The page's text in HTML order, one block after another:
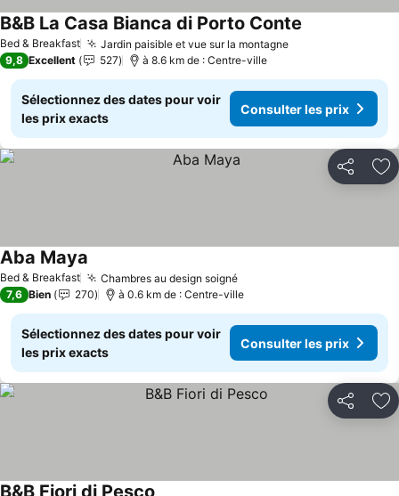
Bed & Breakfast Jardin paisible et vue sur la montagne
B&B La Casa Bianca di Porto Conte
9,8 Excellent 527 à 8.6 km de : Centre-ville
Sélectionnez des dates pour voir
les prix exacts
Consulter les prix
Partager
Bed & Breakfast Chambres au design soigné
Aba Maya
7,6 Bien 270 à 0.6 km de : Centre-ville
Sélectionnez des dates pour voir
les prix exacts
Consulter les prix
Partager
B&B Fiori di Pesco